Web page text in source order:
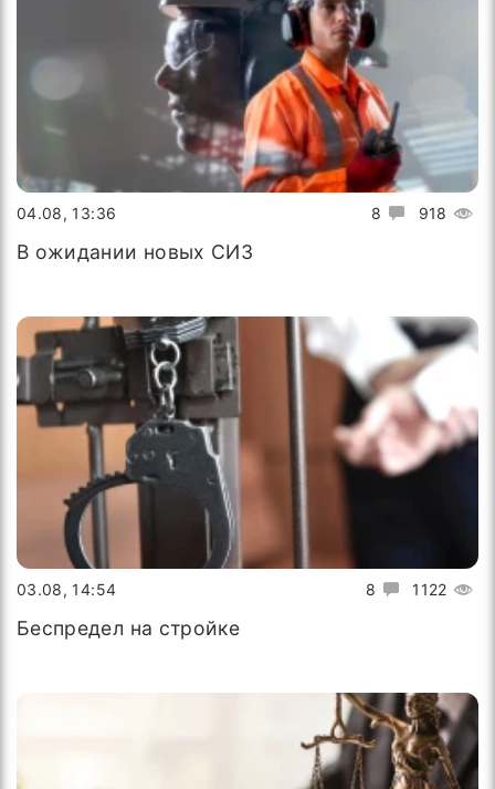
8 918
04.08, 13:36
В ожидании новых СИЗ
8 1122
03.08, 14:54
Беспредел на стройке